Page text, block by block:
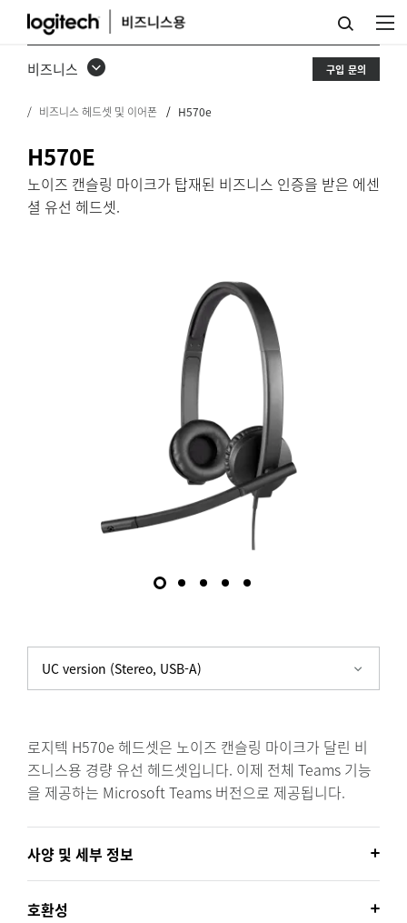
노
이
캔
링
비즈니스 구입 문의
비즈니스 헤드셋 및 이어폰 H570e
H570E
노이즈 캔슬링 마이크가 탑재된 비즈니스 인증을 받은 에센
셜 유선 헤드셋.
UC version (Stereo, USB-A)
로지텍 H570e 헤드셋은 노이즈 캔슬링 마이크가 달린 비
즈니스용 경량 유선 헤드셋입니다. 이제 전체 Teams 기능
을 제공하는 Microsoft Teams 버전으로 제공됩니다.
사양 및 세부 정보
호환성